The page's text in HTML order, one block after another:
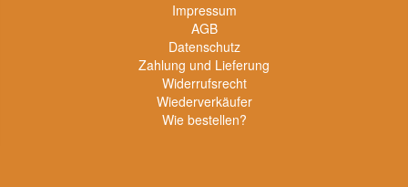
Impressum
AGB
Datenschutz
Zahlung und Lieferung
Widerrufsrecht
Wiederverkäufer
Wie bestellen?